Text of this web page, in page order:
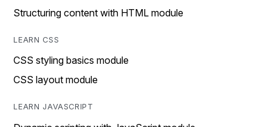
Structuring content with HTML module
LEARN CSS
CSS styling basics module
CSS layout module
LEARN JAVASCRIPT